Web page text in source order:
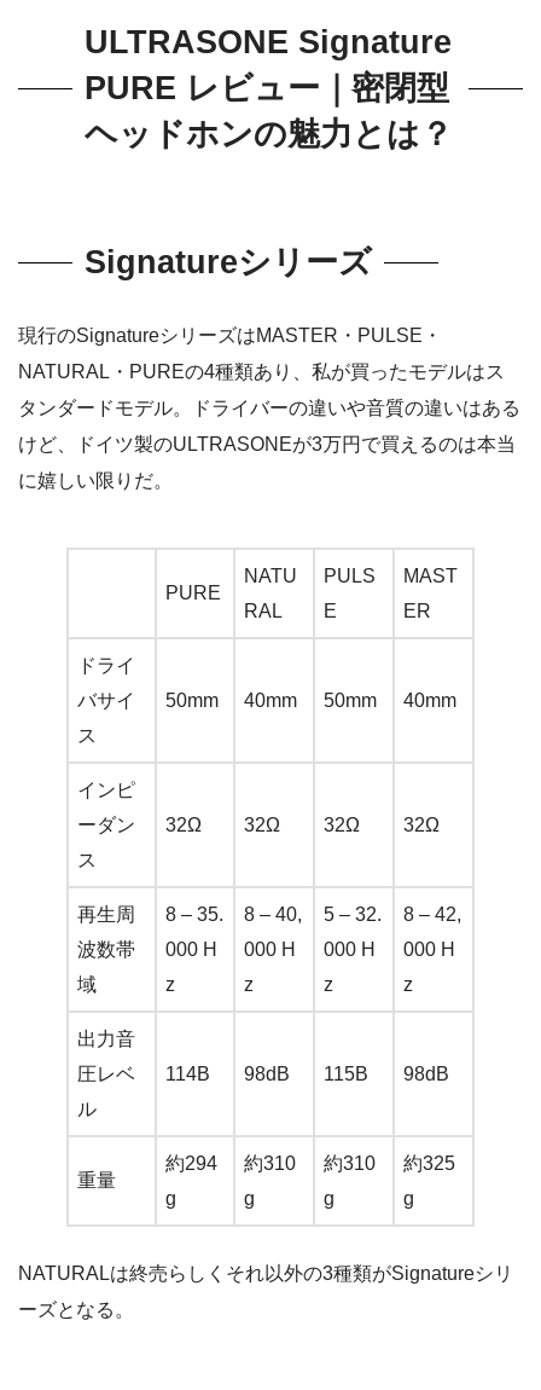
ULTRASONE Signature
PURE レビュー｜密閉型
ヘッドホンの魅力とは？
Signatureシリーズ
現行のSignatureシリーズはMASTER・PULSE・
NATURAL・PUREの4種類あり、私が買ったモデルはス
タンダードモデル。ドライバーの違いや音質の違いはある
けど、ドイツ製のULTRASONEが3万円で買えるのは本当
に嬉しい限りだ。
PURE
NATU
RAL
PULS
E
MAST
ER
ドライ
バサイ
ス
50mm 40mm 50mm 40mm
インピ
ーダン
ス
32Ω 32Ω 32Ω 32Ω
再生周
波数帯
域
8 – 35.
000 H
z
8 – 40,
000 H
z
5 – 32.
000 H
z
8 – 42,
000 H
z
出力音
圧レベ
ル
114B 98dB 115B 98dB
重量
約294
g
約310
g
約310
g
約325
g
NATURALは終売らしくそれ以外の3種類がSignatureシリ
ーズとなる。